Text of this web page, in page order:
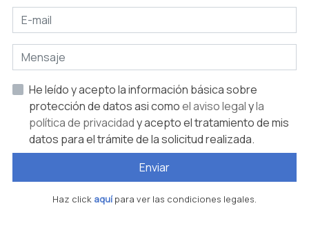
He leído y acepto la información básica sobre
protección de datos asi comoel aviso legalyla
política de privacidady acepto el tratamiento de mis
datos para el trámite de la solicitud realizada.
Enviar
Haz click aquí para ver las condiciones legales.